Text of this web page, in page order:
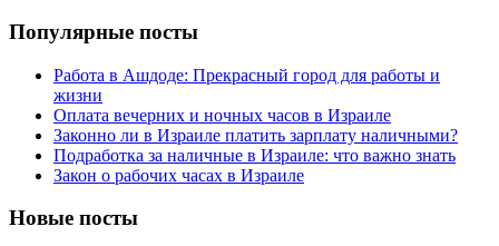
Популярные посты
Работа в Ашдоде: Прекрасный город для работы и
жизни
Оплата вечерних и ночных часов в Израиле
Законно ли в Израиле платить зарплату наличными?
Подработка за наличные в Израиле: что важно знать
Закон о рабочих часах в Израиле
Новые посты